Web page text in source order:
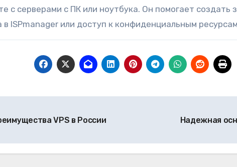
с серверами с ПК или ноутбука. Он помогает
ISPmanager или доступ к конфиденциальным
VPS в России Надежная